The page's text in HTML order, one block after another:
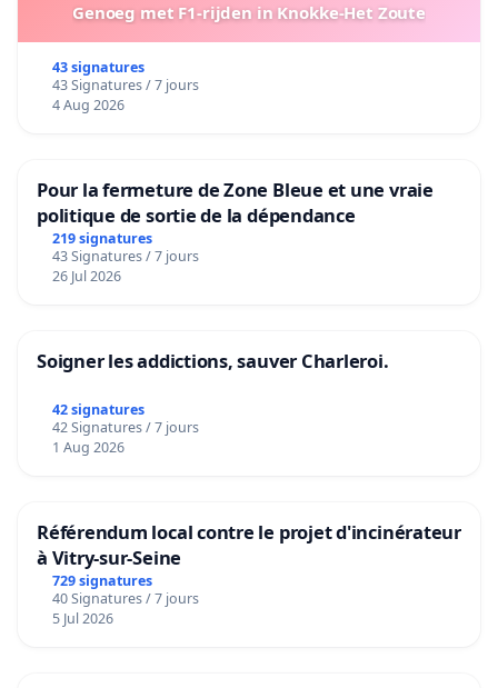
Genoeg met F1-rijden in Knokke-Het Zoute
43 signatures
43 Signatures / 7 jours
4 Aug 2026
Pour la fermeture de Zone Bleue et une vraie
politique de sortie de la dépendance
219 signatures
43 Signatures / 7 jours
26 Jul 2026
Soigner les addictions, sauver Charleroi.
42 signatures
42 Signatures / 7 jours
1 Aug 2026
Référendum local contre le projet d'incinérateur
à Vitry-sur-Seine
729 signatures
40 Signatures / 7 jours
5 Jul 2026